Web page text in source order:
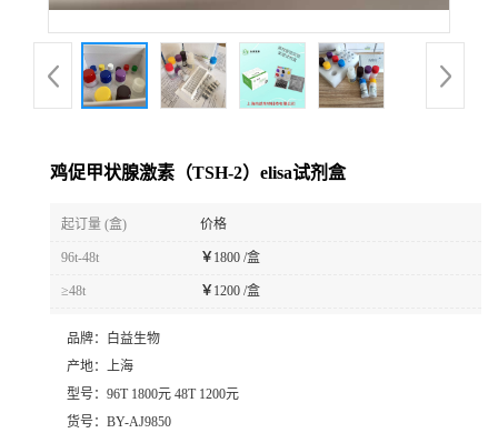
鸡促甲状腺激素（TSH-2）elisa试剂盒
起订量 (盒) 价格
96t-48t ￥ 1800 /盒
≥48t ￥ 1200 /盒
品牌：
白益生物
产地： 上海
型号： 96T 1800元 48T 1200元
货号： BY-AJ9850